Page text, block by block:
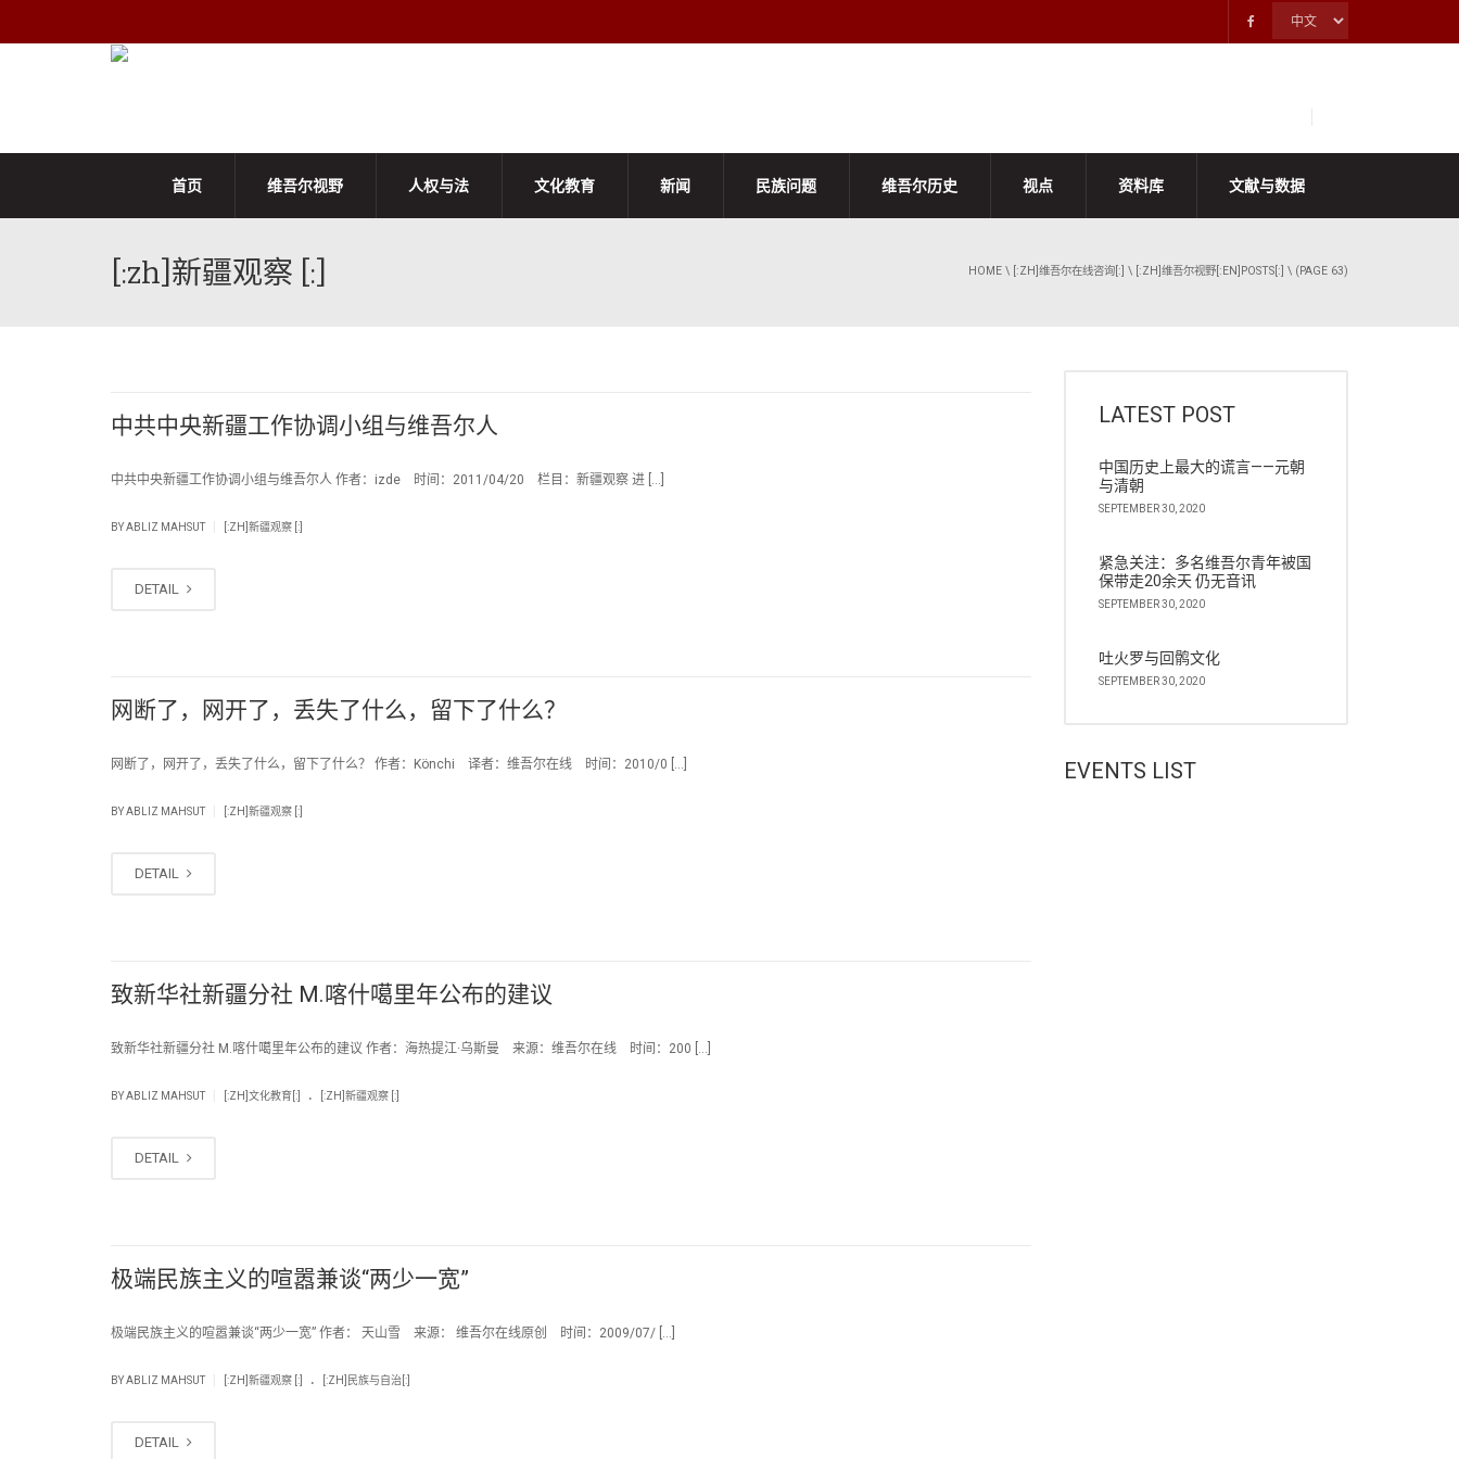
首页 维吾尔视野 人权与法 文化教育 新闻 民族问题 维吾尔历史 视点 资料库 文献与数据
[:zh]新疆观察 [:] HOME \ [:ZH]维吾尔在线咨询[:] \ [:ZH]维吾尔视野[:EN]POSTS[:] \ (PAGE 63)
中共中央新疆工作协调小组与维吾尔人
中共中央新疆工作协调小组与维吾尔人 作者：izde 时间：2011/04/20 栏目：新疆观察 进 […]
BYABLIZ MAHSUT [:ZH]新疆观察 [:]
DETAIL
网断了，网开了，丢失了什么，留下了什么？
网断了，网开了，丢失了什么，留下了什么？ 作者：Könchi 译者：维吾尔在线 时间：2010/0 […]
BYABLIZ MAHSUT [:ZH]新疆观察 [:]
DETAIL
致新华社新疆分社 M.喀什噶里年公布的建议
致新华社新疆分社 M.喀什噶里年公布的建议 作者：海热提江·乌斯曼 来源：维吾尔在线 时间：200 […]
BYABLIZ MAHSUT [:ZH]文化教育[:] . [:ZH]新疆观察 [:]
DETAIL
极端民族主义的喧嚣兼谈“两少一宽”
极端民族主义的喧嚣兼谈“两少一宽” 作者： 天山雪 来源： 维吾尔在线原创 时间：2009/07/ […]
BYABLIZ MAHSUT [:ZH]新疆观察 [:] . [:ZH]民族与自治[:]
DETAIL
LATEST POST
中国历史上最大的谎言——元朝
与清朝
SEPTEMBER 30, 2020
紧急关注：多名维吾尔青年被国
保带走20余天 仍无音讯
SEPTEMBER 30, 2020
吐火罗与回鹘文化
SEPTEMBER 30, 2020
EVENTS LIST